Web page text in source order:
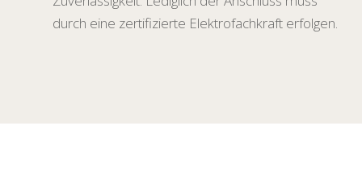
durch eine zertifizierte Elektrofachkraft erfolgen.